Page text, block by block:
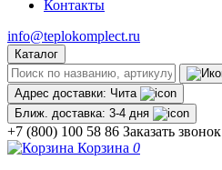
Контакты
info@teplokomplect.ru
Каталог
Адрес доставки: Чита
Ближ. доставка: 3-4 дня
+7 (800) 100 58 86 Заказать звонок
Корзина 0